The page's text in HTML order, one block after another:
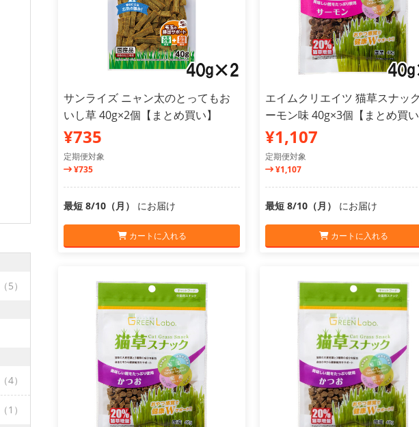
（5）
（4）
（1）
サンライズ ニャン太のとってもお
いし草 40g×2個【まとめ買い】
¥735
定期便対象
¥735
最短 8/10（月） にお届け
カートに入れる
エイムクリエイツ 猫草スナッ
ーモン味 40g×3個【まとめ買い
¥1,107
定期便対象
¥1,107
最短 8/10（月） にお届け
カートに入れる